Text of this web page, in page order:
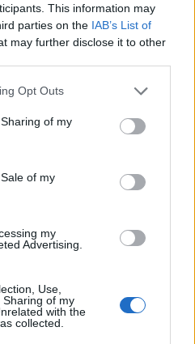
This information may
parties on the IAB’s List of
may further disclose it to other
Opt Outs
of my
of my
my
Advertising.
Use,
of my
with the
collected.
vételi
arra is felhívják a
nem éppen a
érdemes
papíroknak inkább a
belső
tekinthetők.
teljesítményre. Az elmúlt
folyamatosan vételre
miközben az igencsak
a neves svájci
arra, hogy ezen
látszik, egy másik...